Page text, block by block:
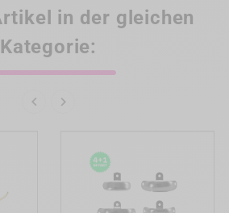
in der gleichen
Kategorie:
 